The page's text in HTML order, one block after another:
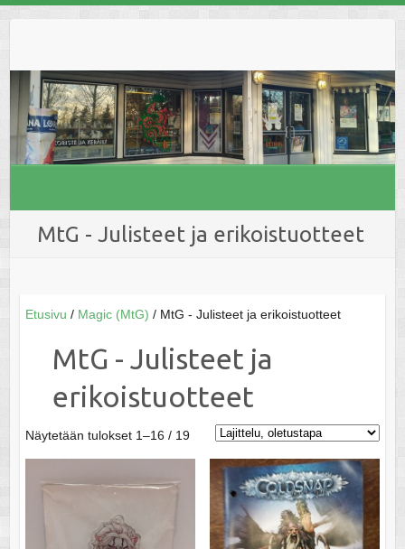
MtG - Julisteet ja erikoistuotteet
Etusivu / Magic (MtG) / MtG - Julisteet ja erikoistuotteet
MtG - Julisteet ja
erikoistuotteet
Näytetään tulokset 1–16 / 19